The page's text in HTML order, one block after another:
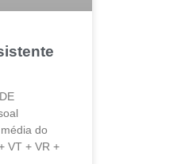
do
VT + VR +